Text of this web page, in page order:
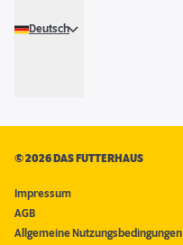
Deutsch
©2026 DAS FUTTERHAUS
Impressum
AGB
Allgemeine Nutzungsbedingungen